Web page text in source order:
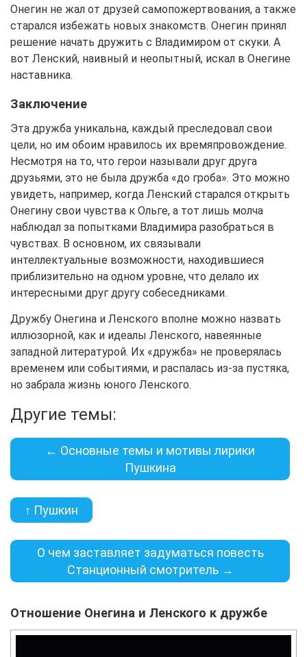
Онегин не жал от друзей самопожертвования, а также
старался избежать новых знакомств. Онегин принял
решение начать дружить с Владимиром от скуки. А
вот Ленский, наивный и неопытный, искал в Онегине
наставника.
Заключение
Эта дружба уникальна, каждый преследовал свои
цели, но им обоим нравилось их времяпровождение.
Несмотря на то, что герои называли друг друга
друзьями, это не была дружба «до гроба». Это можно
увидеть, например, когда Ленский старался открыть
Онегину свои чувства к Ольге, а тот лишь молча
наблюдал за попытками Владимира разобраться в
чувствах. В основном, их связывали
интеллектуальные возможности, находившиеся
приблизительно на одном уровне, что делало их
интересными друг другу собеседниками.
Дружбу Онегина и Ленского вполне можно назвать
иллюзорной, как и идеалы Ленского, навеянные
западной литературой. Их «дружба» не проверялась
временем или событиями, и распалась из-за пустяка,
но забрала жизнь юного Ленского.
Другие темы:
← Основные темы и мотивы лирики
Пушкина
↑ Пушкин
О чем заставляет задуматься повесть
Станционный смотритель →
Отношение Онегина и Ленского к дружбе